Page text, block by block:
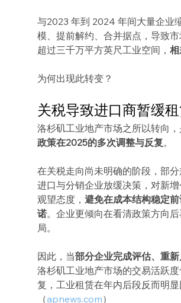
与2023 年到 2024 年间大量企业
模、提前解约、合并据点，导致
超过三千万平方英尺工业空间，
为何出现此转变？
关税导致进口商暂缓
洛杉矶工业地产市场之所以转向
政策在2025的多次调整与反复。
在关税走向尚未明确的阶段，部
进口与分销企业放缓决策，对新
观望态度， 避免在成本结构稳定
诺。企业更倾向在看清政策方向
局。
因此，当部分企业完成评估、重
洛杉矶工业地产市场的交易活跃
复，工业租赁在年内后段反而明显
（apnews.com）